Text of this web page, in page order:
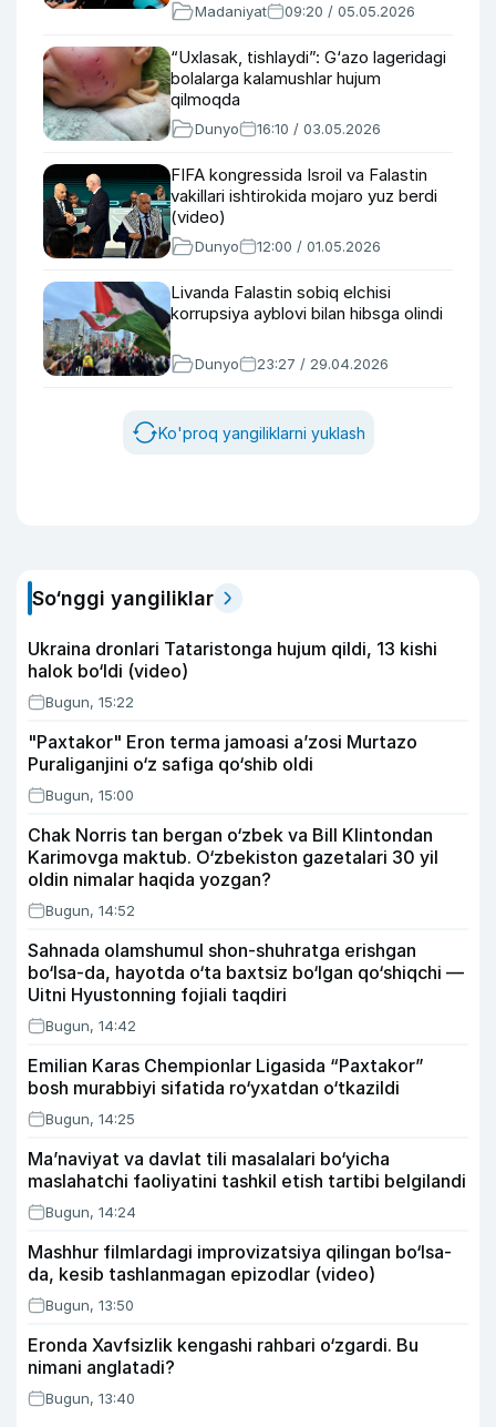
Madaniyat 09:20 / 05.05.2026
“Uxlasak, tishlaydi”: G‘azo lageridagi
bolalarga kalamushlar hujum
qilmoqda
Dunyo 16:10 / 03.05.2026
FIFA kongressida Isroil va Falastin
vakillari ishtirokida mojaro yuz berdi
(video)
Dunyo 12:00 / 01.05.2026
Livanda Falastin sobiq elchisi
korrupsiya ayblovi bilan hibsga olindi
Dunyo 23:27 / 29.04.2026
Ko'proq yangiliklarni yuklash
So‘nggi yangiliklar
Ukraina dronlari Tataristonga hujum qildi, 13 kishi
halok bo‘ldi (video)
Bugun, 15:22
"Paxtakor" Eron terma jamoasi a’zosi Murtazo
Puraliganjini o‘z safiga qo‘shib oldi
Bugun, 15:00
Chak Norris tan bergan o‘zbek va Bill Klintondan
Karimovga maktub. O‘zbekiston gazetalari 30 yil
oldin nimalar haqida yozgan?
Bugun, 14:52
Sahnada olamshumul shon-shuhratga erishgan
bo‘lsa-da, hayotda o‘ta baxtsiz bo‘lgan qo‘shiqchi —
Uitni Hyustonning fojiali taqdiri
Bugun, 14:42
Emilian Karas Chempionlar Ligasida “Paxtakor”
bosh murabbiyi sifatida ro‘yxatdan o‘tkazildi
Bugun, 14:25
Ma’naviyat va davlat tili masalalari bo‘yicha
maslahatchi faoliyatini tashkil etish tartibi belgilandi
Bugun, 14:24
Mashhur filmlardagi improvizatsiya qilingan bo‘lsa-
da, kesib tashlanmagan epizodlar (video)
Bugun, 13:50
Eronda Xavfsizlik kengashi rahbari o‘zgardi. Bu
nimani anglatadi?
Bugun, 13:40